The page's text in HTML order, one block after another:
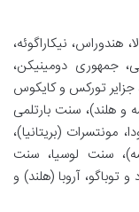
هندوراس، نیکاراگوئه،
جمهوری دومینیکن،
جزایر تورکس و کایکوس
و هلند)، سنت بارتلمی
مونتسرات (بریتانیا)،
سنت لوسیا، سنت
و توباگو، آروبا (هلند) و